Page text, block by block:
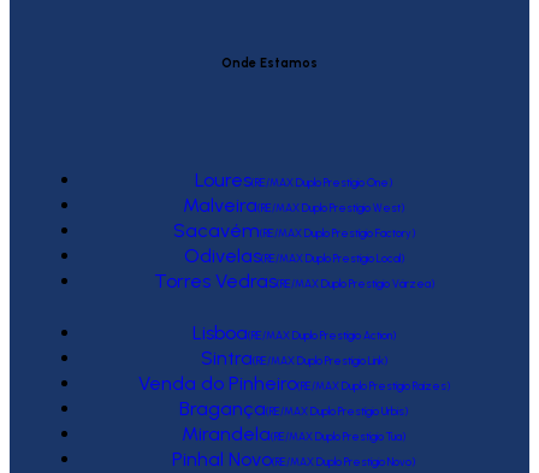
Onde Estamos
Loures(RE/MAX Duplo Prestígio One)
Malveira(RE/MAX Duplo Prestígio West)
Sacavém(RE/MAX Duplo Prestígio Factory)
Odivelas(RE/MAX Duplo Prestígio Local)
Torres Vedras(RE/MAX Duplo Prestígio Várzea)
Lisboa(RE/MAX Duplo Prestígio Action)
Sintra(RE/MAX Duplo Prestígio Link)
Venda do Pinheiro(RE/MAX Duplo Prestígio Raízes)
Bragança(RE/MAX Duplo Prestígio Urbis)
Mirandela(RE/MAX Duplo Prestígio Tua)
Pinhal Novo(RE/MAX Duplo Prestígio Novo)